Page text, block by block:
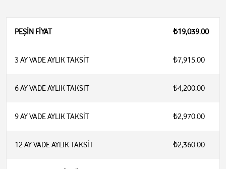
PEŞİN FİYAT ₺19,039.00
3 AY VADE AYLIK TAKSİT ₺7,915.00
6 AY VADE AYLIK TAKSİT ₺4,200.00
9 AY VADE AYLIK TAKSİT ₺2,970.00
12 AY VADE AYLIK TAKSİT ₺2,360.00